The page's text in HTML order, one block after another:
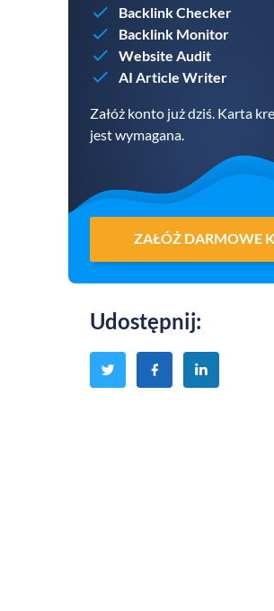
Backlink Checker
Backlink Monitor
Website Audit
AI Article Writer
Załóż konto już dziś. Karta
jest wymagana.
ZAŁÓŻ DARMOWE
Udostępnij: